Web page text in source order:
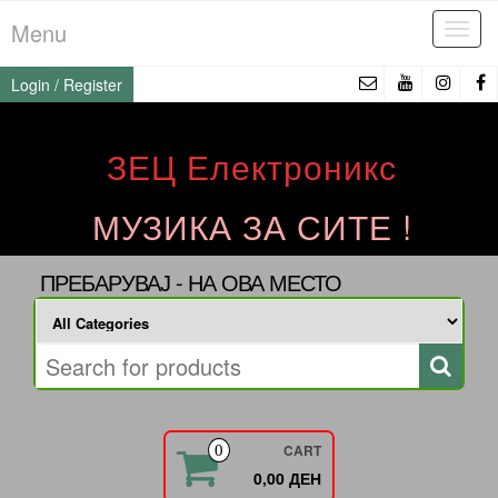
to
the
content
Menu
Login / Register
ЗЕЦ Електроникс
МУЗИКА ЗА СИТЕ !
ПРЕБАРУВАЈ - НА ОВА МЕСТО
0 CART
0,00 ДЕН